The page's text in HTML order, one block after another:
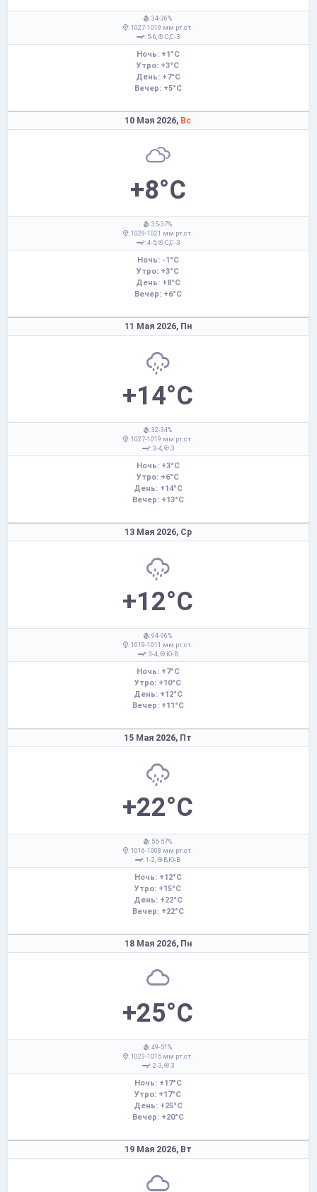
: 34-36%
: 1027-1019 мм рт.ст.
: 5-6,
С,С-З
Ночь: +1°C
Утро: +3°C
День: +7°C
Вечер: +5°C
10 Мая 2026, Вс
+8°C
: 35-37%
: 1029-1021 мм рт.ст.
: 4-5,
С,С-З
Ночь: -1°C
Утро: +3°C
День: +8°C
Вечер: +6°C
11 Мая 2026, Пн
+14°C
: 32-34%
: 1027-1019 мм рт.ст.
: 3-4,
З
Ночь: +3°C
Утро: +6°C
День: +14°C
Вечер: +13°C
13 Мая 2026, Ср
+12°C
: 94-96%
: 1019-1011 мм рт.ст.
: 3-4,
Ю-В
Ночь: +7°C
Утро: +10°C
День: +12°C
Вечер: +11°C
15 Мая 2026, Пт
+22°C
: 55-57%
: 1016-1008 мм рт.ст.
: 1-2,
В,Ю-В
Ночь: +12°C
Утро: +15°C
День: +22°C
Вечер: +22°C
18 Мая 2026, Пн
+25°C
: 49-51%
: 1023-1015 мм рт.ст.
: 2-3,
З
Ночь: +17°C
Утро: +17°C
День: +25°C
Вечер: +20°C
19 Мая 2026, Вт